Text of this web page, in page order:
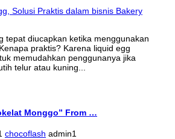
tepat diucapkan ketika menggunakan
praktis? Karena liquid egg
memudahkan penggunanya jika
telur atau kuning...
Monggo” From …
chocoflash admin1